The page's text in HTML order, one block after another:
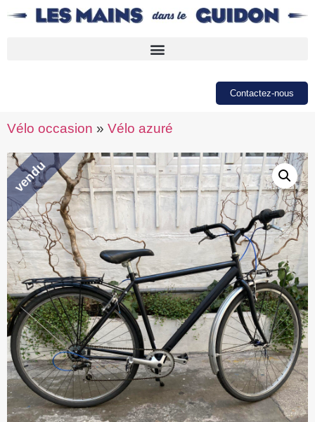
Contactez-nous
Vélo occasion » Vélo azuré
vendu